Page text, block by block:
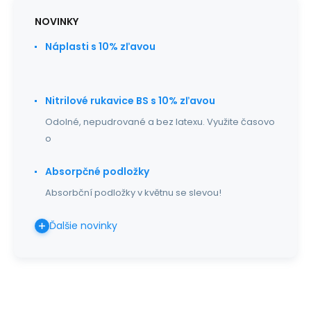
NOVINKY
Náplasti s 10% zľavou
Nitrilové rukavice BS s 10% zľavou
Odolné, nepudrované a bez latexu. Využite časovo
o
Absorpčné podložky
Absorbční podložky v květnu se slevou!
Ďalšie novinky